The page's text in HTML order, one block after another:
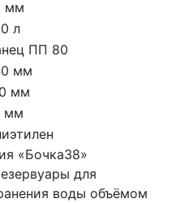
мм
л
ПП 80
мм
мм
мм
«Бочка38»
для
воды объёмом